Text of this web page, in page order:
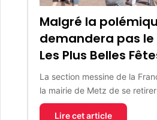
Malgré la
demandera pas
Les Plus Belles
La section messine de la
la mairie de Metz de se
Lire cet article